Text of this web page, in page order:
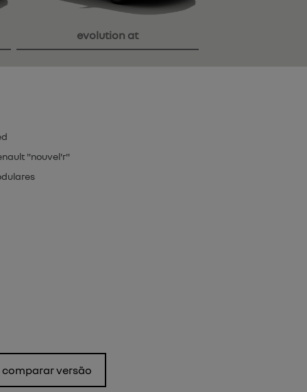
evolution at
"nouvel'r"
comparar versão